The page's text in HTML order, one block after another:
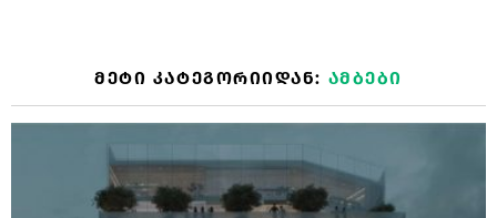
ᲛᲔᲢᲘ ᲙᲐᲢᲔᲒᲝᲠᲘᲘᲓᲐᲜ: ᲐᲛᲑᲔᲑᲘ